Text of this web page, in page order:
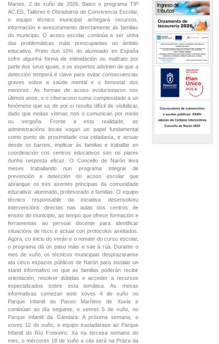
Martes, 2 de xuño de 2026. Baixo o programa TIP
AC.ES, Talleres e Obradoiros de Convivencia Escolar,
o equipo técnico municipal achegará recursos,
información e asesoramento directamente ás familias
do municipio. O acoso escolar continúa a ser unha
das problemáticas máis preocupantes no ámbito
educativo. Preto dun 10% do alumnado en España
sofre algunha forma de intimidación ou maltrato por
parte dos seus iguais, e os expertos advirten de que a
detección temperá é clave para evitar consecuencias
graves sobre a saúde mental e o benestar dos
menores. As formas de acoso evolucionaron nos
últimos anos, e o ciberacoso suma complexidade a un
fenómeno que xa de por si resulta difícil de visibilizar,
dado que moitas vítimas non o comunican por medo
ou vergoña. Fronte a esta realidade, as
administracións locais xogan un papel fundamental
como punto de proximidade coa cidadanía, e actuar
desde os barrios, implicar ás familias e traballar en
coordinación cos centros educativos son os piares
dunha resposta eficaz. O Concello de Narón leva
meses traballando nun programa integral de
prevención e detección do acoso escolar que
abrangue os tres axentes principais da comunidade
educativa: alumnado, profesorado e familias. O equipo
técnico responsable da iniciativa desenvolveu
intervencións directas nas aulas dos centros de
ensino do municipio, ao tempo que ofrece formación e
ferramentas ao persoal docente para identificar
situacións de risco e actuar con protocolos axeitados.
Agora, co inicio do verán e o remate do curso escolar,
o programa dá un paso máis e sae á rúa. Durante o
mes de xuño, os técnicos municipais desprazaranse
ata cinco espazos públicos de Narón para instalar un
stand informativo no que as familias poderán recibir
orientación, resolver dúbidas e acceder a recursos
especializados sobre esta temática. As mesas
informativas comezan este xoves 4 de xuño no
Parque Infantil do Paseo Marítimo de Xuvia e
continúan ao día seguinte, o venres 5 de xuño, no
Parque Infantil da Gándara. A próxima semana, o
xoves 12 de xuño, o equipo trasladarase ao Parque
Infantil do Río Freixeiro. Xa na terceira semana do
mes, o mércores 18 de xuño a cita será na Praza da